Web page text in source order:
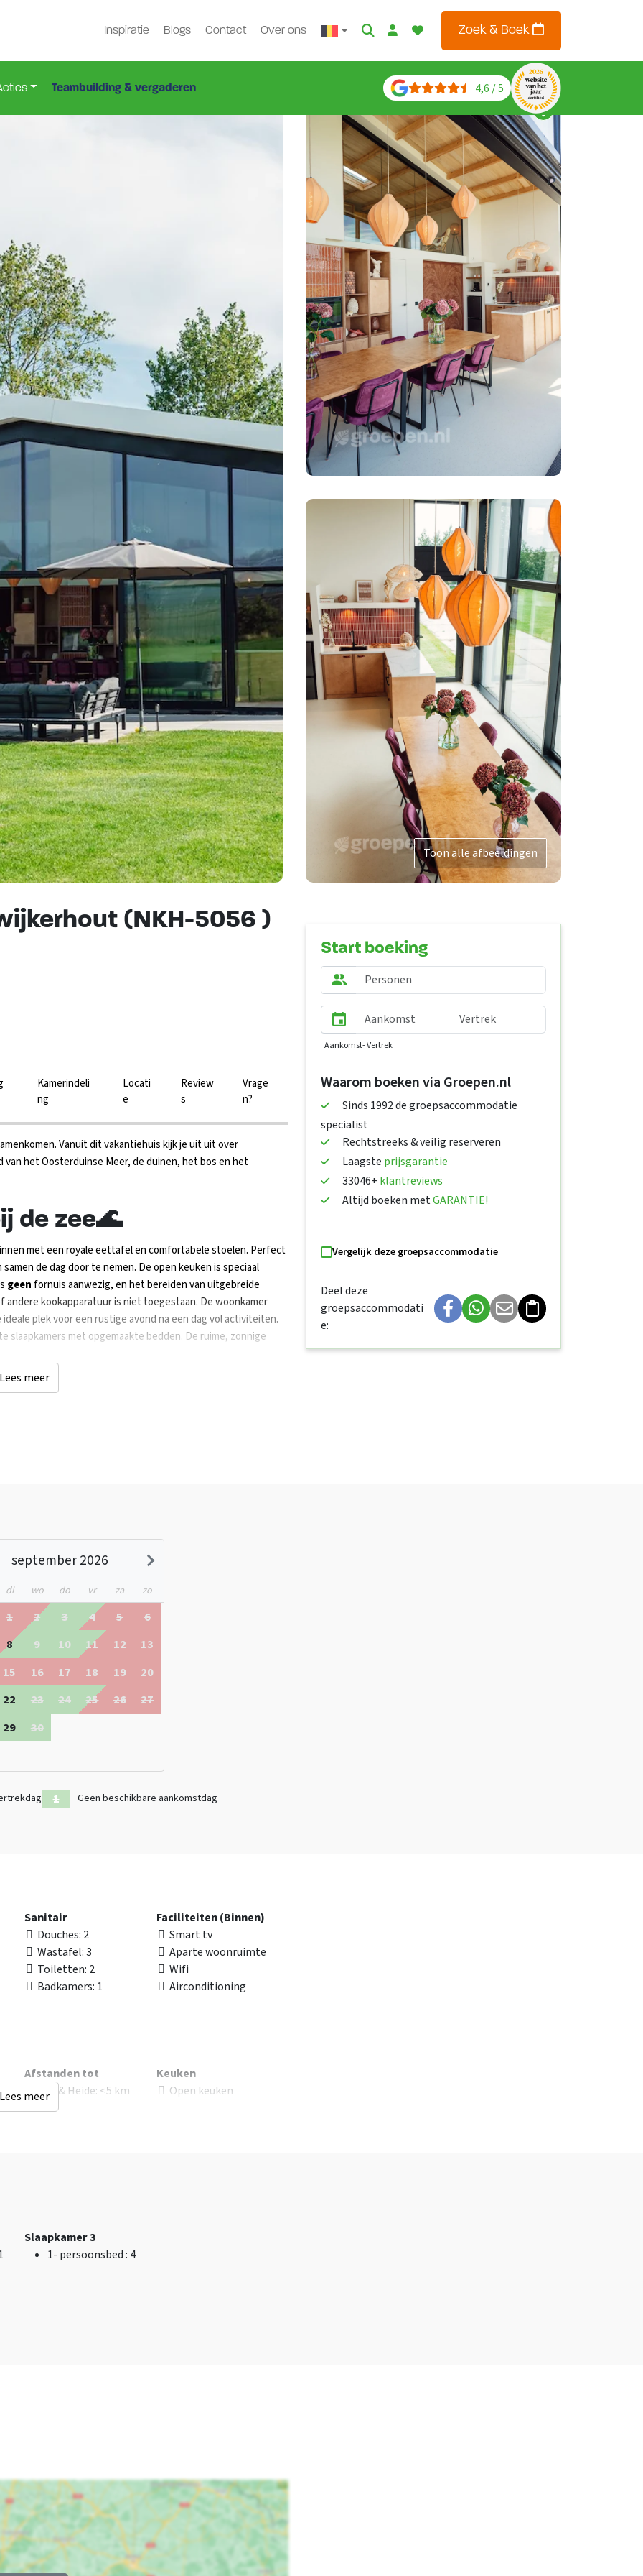
Inspiratie Blogs Contact Over ons Zoek & Boek
Teambuilding & vergaderen 4,6 / 5
Toon alle afbeeldingen
(NKH-5056 )
Kamerindeli
ng
Locati
e
Review
s
Vrage
n?
Vanuit dit vakantiehuis kijk je uit uit over
het Oosterduinse Meer, de duinen, het bos en het
de zee🌊
met een royale eettafel en comfortabele stoelen. Perfect
de dag door te nemen. De open keuken is speciaal
geen fornuis aanwezig, en het bereiden van uitgebreide
kookapparatuur is niet toegestaan. De woonkamer
plek voor een rustige avond na een dag vol activiteiten.
slaapkamers met opgemaakte bedden. De ruime, zonnige
en de duinen🏖️
van het meer vind je ook horecagelegenheden.
Lees meer
Start boeking
Aankomst- Vertrek
Waarom boeken via Groepen.nl
Sinds 1992 de groepsaccommodatie
specialist
Rechtstreeks & veilig reserveren
Laagste prijsgarantie
33046+ klantreviews
Altijd boeken metGARANTIE!
Vergelijk deze groepsaccommodatie
Deel deze
groepsaccommodati
e:
september 2026
di wo do vr za zo
1 2 3 4 5
6
8 9 10 11 12
13
15 16 17 18 19
20
22 23 24 25 26
27
29 30
Geen beschikbare aankomstdag
Sanitair
Douches: 2
Wastafel: 3
Toiletten: 2
Badkamers: 1
Faciliteiten (Binnen)
Smart tv
Aparte woonruimte
Wifi
Airconditioning
Afstanden tot
Bos & Heide: <5 km
Restaurant
Keuken
Open keuken
Lees meer
Slaapkamer 3
1- persoonsbed: 4